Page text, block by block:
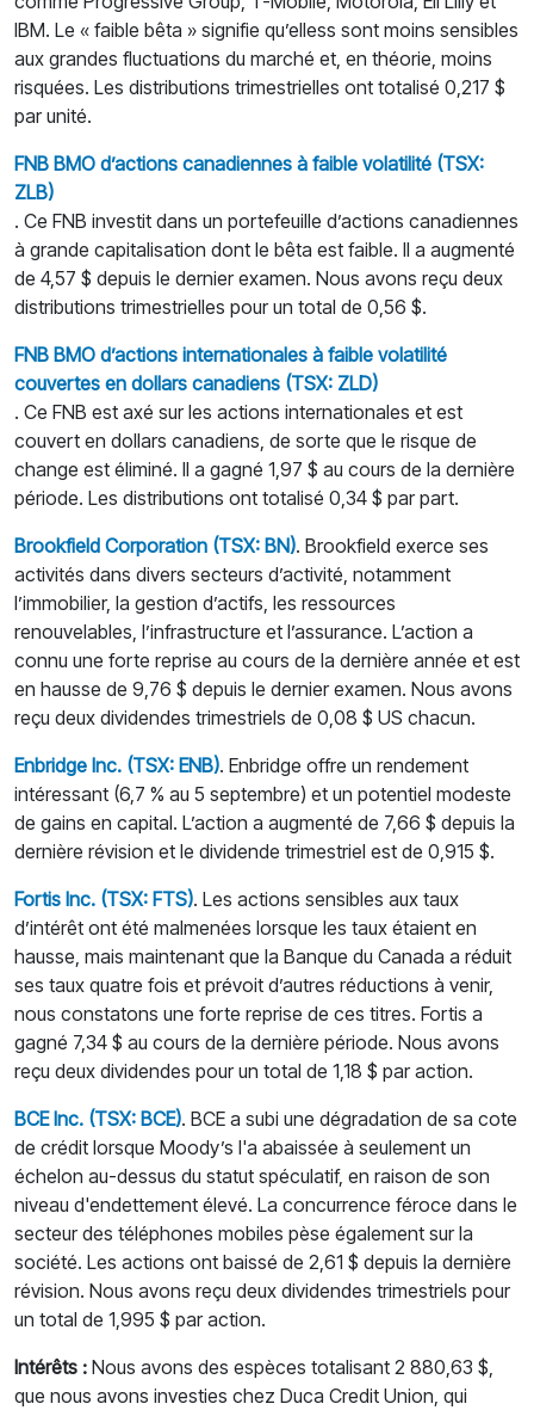
IBM. Le « faible bêta » signifie qu’elless sont moins sensibles
aux grandes fluctuations du marché et, en théorie, moins
risquées. Les distributions trimestrielles ont totalisé 0,217 $
par unité.
FNB BMO d’actions canadiennes à faible volatilité (TSX:
ZLB)
. Ce FNB investit dans un portefeuille d’actions canadiennes
à grande capitalisation dont le bêta est faible. Il a augmenté
de 4,57 $ depuis le dernier examen. Nous avons reçu deux
distributions trimestrielles pour un total de 0,56 $.
FNB BMO d’actions internationales à faible volatilité
couvertes en dollars canadiens (TSX: ZLD)
. Ce FNB est axé sur les actions internationales et est
couvert en dollars canadiens, de sorte que le risque de
change est éliminé. Il a gagné 1,97 $ au cours de la dernière
période. Les distributions ont totalisé 0,34 $ par part.
Brookfield Corporation (TSX: BN). Brookfield exerce ses
activités dans divers secteurs d’activité, notamment
l’immobilier, la gestion d’actifs, les ressources
renouvelables, l’infrastructure et l’assurance. L’action a
connu une forte reprise au cours de la dernière année et est
en hausse de 9,76 $ depuis le dernier examen. Nous avons
reçu deux dividendes trimestriels de 0,08 $ US chacun.
Enbridge Inc. (TSX: ENB). Enbridge offre un rendement
intéressant (6,7 % au 5 septembre) et un potentiel modeste
de gains en capital. L’action a augmenté de 7,66 $ depuis la
dernière révision et le dividende trimestriel est de 0,915 $.
Fortis Inc. (TSX: FTS). Les actions sensibles aux taux
d’intérêt ont été malmenées lorsque les taux étaient en
hausse, mais maintenant que la Banque du Canada a réduit
ses taux quatre fois et prévoit d’autres réductions à venir,
nous constatons une forte reprise de ces titres. Fortis a
gagné 7,34 $ au cours de la dernière période. Nous avons
reçu deux dividendes pour un total de 1,18 $ par action.
BCE Inc. (TSX: BCE). BCE a subi une dégradation de sa cote
de crédit lorsque Moody’s l'a abaissée à seulement un
échelon au-dessus du statut spéculatif, en raison de son
niveau d'endettement élevé. La concurrence féroce dans le
secteur des téléphones mobiles pèse également sur la
société. Les actions ont baissé de 2,61 $ depuis la dernière
révision. Nous avons reçu deux dividendes trimestriels pour
un total de 1,995 $ par action.
Intérêts : Nous avons des espèces totalisant 2 880,63 $,
que nous avons investies chez Duca Credit Union, qui